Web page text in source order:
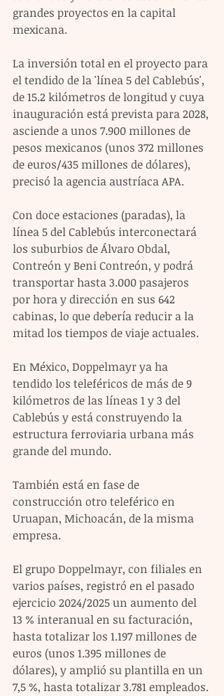
grandes proyectos en la capital
mexicana.
La inversión total en el proyecto para
el tendido de la 'línea 5 del Cablebús',
de 15.2 kilómetros de longitud y cuya
inauguración está prevista para 2028,
asciende a unos 7.900 millones de
pesos mexicanos (unos 372 millones
de euros/435 millones de dólares),
precisó la agencia austríaca APA.
Con doce estaciones (paradas), la
línea 5 del Cablebús interconectará
los suburbios de Álvaro Obdal,
Contreón y Beni Contreón, y podrá
transportar hasta 3.000 pasajeros
por hora y dirección en sus 642
cabinas, lo que debería reducir a la
mitad los tiempos de viaje actuales.
En México, Doppelmayr ya ha
tendido los teleféricos de más de 9
kilómetros de las líneas 1 y 3 del
Cablebús y está construyendo la
estructura ferroviaria urbana más
grande del mundo.
También está en fase de
construcción otro teleférico en
Uruapan, Michoacán, de la misma
empresa.
El grupo Doppelmayr, con filiales en
varios países, registró en el pasado
ejercicio 2024/2025 un aumento del
13 % interanual en su facturación,
hasta totalizar los 1.197 millones de
euros (unos 1.395 millones de
dólares), y amplió su plantilla en un
7,5 %, hasta totalizar 3.781 empleados.